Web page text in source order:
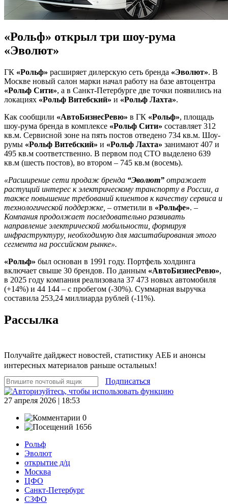
«Рольф» открыл три шоу-рума
«Эволют»
ГК «Рольф» расширяет дилерскую сеть бренда «Эволют». В
Москве новый салон марки начал работу на базе автоцентра
«Рольф Сити», а в Санкт-Петербурге две точки появились на
локациях «Рольф Витебский» и «Рольф Лахта».
Как сообщили «АвтоБизнесРевю» в ГК «Рольф», площадь
шоу-рума бренда в комплексе «Рольф Сити» составляет 312
кв.м. Сервисной зоне на пять постов отведено 734 кв.м. Шоу-
румы «Рольф Витебский» и «Рольф Лахта» занимают 407 и
495 кв.м соответственно. В первом под СТО выделено 639
кв.м (шесть постов), во втором – 745 кв.м (восемь).
«Расширение сети продаж бренда “Эволют” отражает
растущий интерес к электрическому транспорту в России, а
также повышение требований клиентов к качеству сервиса и
технологической поддержке, – отметили в «Рольфе». –
Компания продолжает последовательно развивать
направление электрической мобильности, формируя
инфраструктуру, необходимую для масштабирования этого
сегмента на российском рынке».
«Рольф» был основан в 1991 году. Портфель холдинга
включает свыше 30 брендов. По данным «АвтоБизнесРевю»,
в 2025 году компания реализовала 37 473 новых автомобиля
(+14%) и 44 144 – с пробегом (-30%). Суммарная выручка
составила 253,24 миллиарда рублей (-11%).
Рассылка
Получайте дайджест новостей, статистику АЕБ и анонсы
интересных материалов раньше остальных!
Подписаться
27 апреля 2026 | 18:53
0
1656
Рольф
Эволют
открытие д/ц
Москва
ЦФО
Санкт-Петербург
СЗФО